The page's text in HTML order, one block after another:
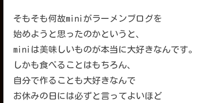
そもそも何故miniがラーメンブログを
始めようと思ったのかというと、
miniは美味しいものが本当に大好きなんです。
しかも食べることはもちろん、
自分で作ることも大好きなんで
お休みの日には必ずと言ってよいほど